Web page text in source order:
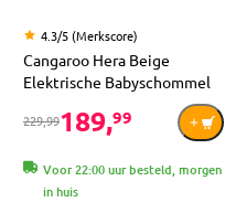
4.3/5 (Merkscore)
Cangaroo Hera Beige
Elektrische Babyschommel
229,99189,99
Voor 22:00 uur besteld, morgen
in huis